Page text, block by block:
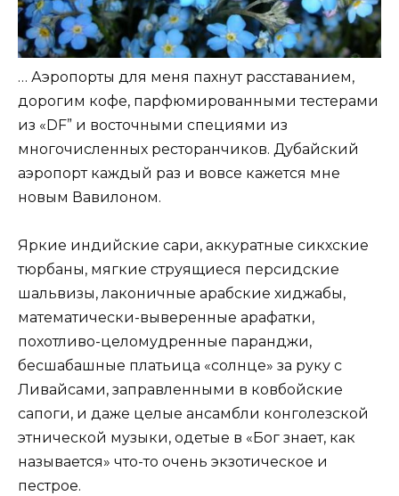
… Аэропорты для меня пахнут расставанием,
дорогим кофе, парфюмированными тестерами
из «DF” и восточными специями из
многочисленных ресторанчиков. Дубайский
аэропорт каждый раз и вовсе кажется мне
новым Вавилоном.
Яркие индийские сари, аккуратные сикхские
тюрбаны, мягкие струящиеся персидские
шальвизы, лаконичные арабские хиджабы,
математически-выверенные арафатки,
похотливо-целомудренные паранджи,
бесшабашные платьица «солнце» за руку с
Ливайсами, заправленными в ковбойские
сапоги, и даже целые ансамбли конголезской
этнической музыки, одетые в «Бог знает, как
называется» что-то очень экзотическое и
пестрое.